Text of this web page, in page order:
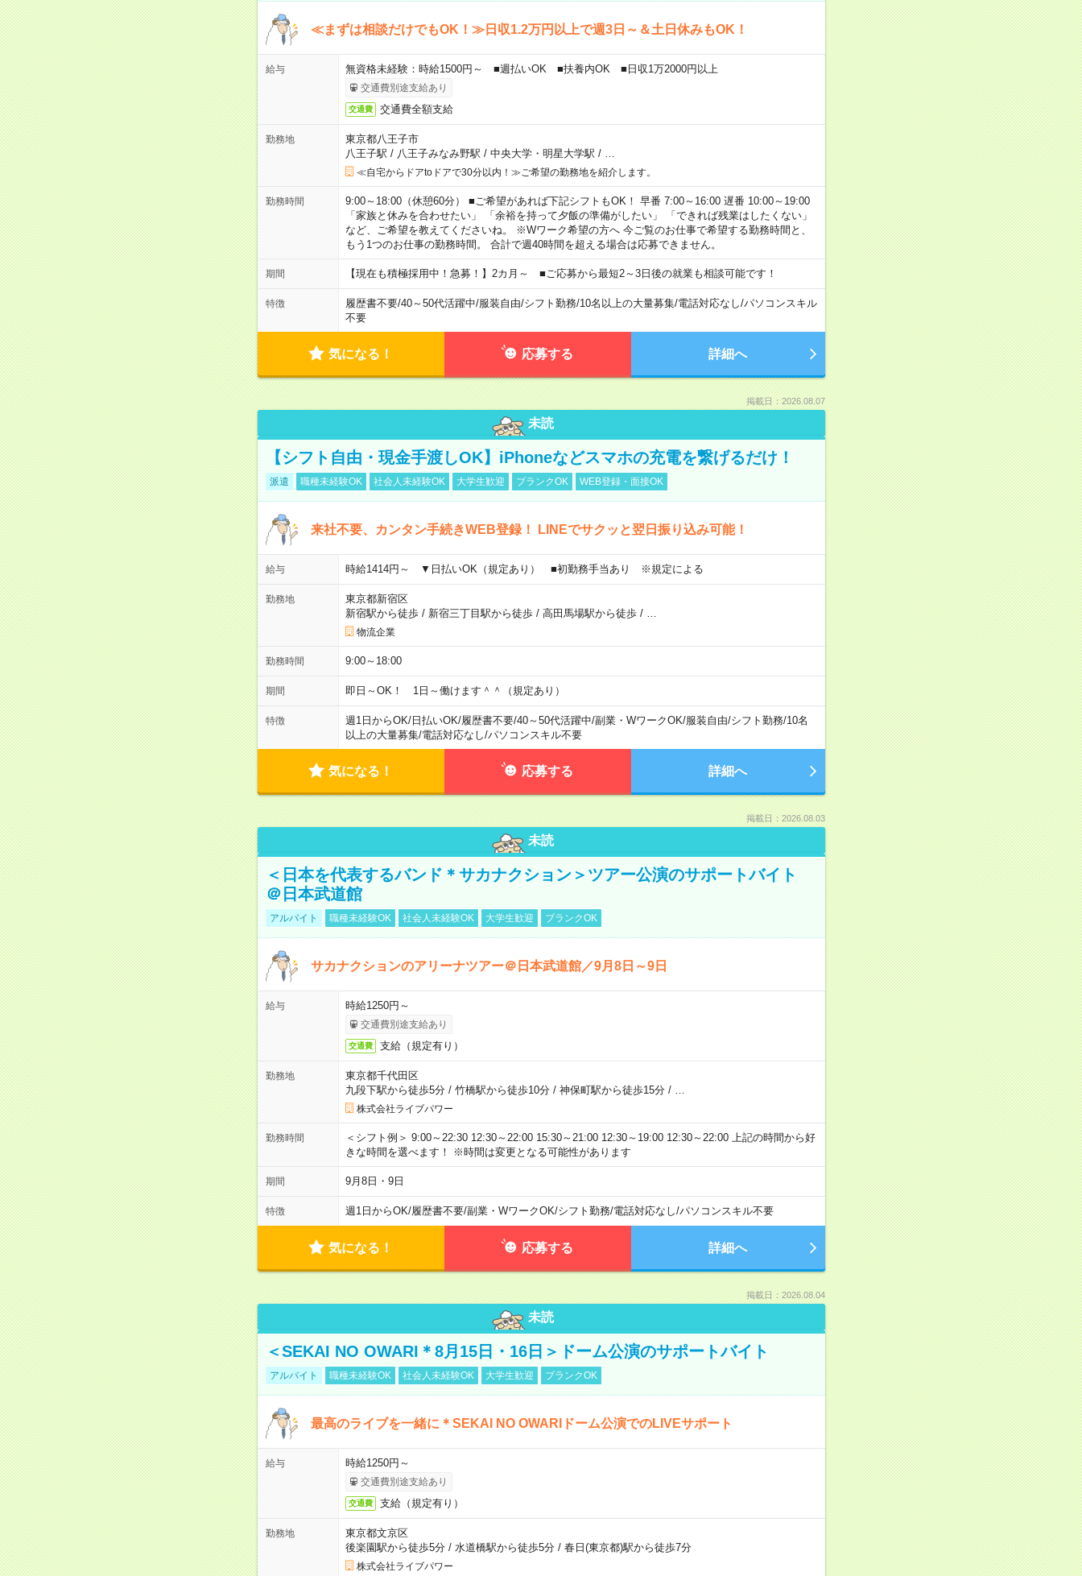
≪まずは相談だけでもOK！≫日収1.2万円以上で週3日～＆土日休みもOK！
給与 無資格未経験：時給1500円～ ■週払いOK ■扶養内OK ■日収1万2000円以上
交通費別途支給あり
交通費 交通費全額支給
勤務地
東京都八王子市
八王子駅 / 八王子みなみ野駅 / 中央大学・明星大学駅 /
≪自宅からドアtoドアで30分以内！≫ご希望の勤務地を紹介します。
勤務時間
9:00～18:00（休憩60分） ■ご希望があれば下記シフトもOK！ 早番 7:00～16:00 遅番 10:00～19:00
「家族と休みを合わせたい」 「余裕を持って夕飯の準備がしたい」 「できれば残業はしたくない」
など、ご希望を教えてくださいね。 ※Wワーク希望の方へ 今ご覧のお仕事で希望する勤務時間と、
もう1つのお仕事の勤務時間。 合計で週40時間を超える場合は応募できません。
期間 【現在も積極採用中！急募！】2カ月～ ■ご応募から最短2～3日後の就業も相談可能です！
特徴 履歴書不要/40～50代活躍中/服装自由/シフト勤務/10名以上の大量募集/電話対応なし/パソコンスキル
不要
気になる！ 応募する 詳細へ
掲載日：2026.08.07
未読
【シフト自由・現金手渡しOK】iPhoneなどスマホの充電を繋げるだけ！
派遣 職種未経験OK 社会人未経験OK 大学生歓迎 ブランクOK WEB登録・面接OK
来社不要、カンタン手続きWEB登録！ LINEでサクッと翌日振り込み可能！
給与 時給1414円～ ▼日払いOK（規定あり） ■初勤務手当あり ※規定による
勤務地
東京都新宿区
新宿駅から徒歩/ 新宿三丁目駅から徒歩/ 高田馬場駅から徒歩/
物流企業
勤務時間 9:00～18:00
期間 即日～OK！ 1日～働けます＾＾（規定あり）
特徴 週1日からOK/日払いOK/履歴書不要/40～50代活躍中/副業・WワークOK/服装自由/シフト勤務/10名
以上の大量募集/電話対応なし/パソコンスキル不要
気になる！ 応募する 詳細へ
掲載日：2026.08.03
未読
＜日本を代表するバンド＊サカナクション＞ツアー公演のサポートバイト
＠日本武道館
アルバイト 職種未経験OK 社会人未経験OK 大学生歓迎 ブランクOK
サカナクションのアリーナツアー＠日本武道館／9月8日～9日
給与 時給1250円～
交通費別途支給あり
交通費 支給（規定有り）
勤務地
東京都千代田区
九段下駅から徒歩5分/ 竹橋駅から徒歩10分/ 神保町駅から徒歩15分/
株式会社ライブパワー
勤務時間
＜シフト例＞ 9:00～22:30 12:30～22:00 15:30～21:00 12:30～19:00 12:30～22:00 上記の時間から好
きな時間を選べます！ ※時間は変更となる可能性があります
期間 9月8日・9日
特徴 週1日からOK/履歴書不要/副業・WワークOK/シフト勤務/電話対応なし/パソコンスキル不要
気になる！ 応募する 詳細へ
掲載日：2026.08.04
未読
＜SEKAI NO OWARI＊8月15日・16日＞ドーム公演のサポートバイト
アルバイト 職種未経験OK 社会人未経験OK 大学生歓迎 ブランクOK
最高のライブを一緒に＊SEKAI NO OWARIドーム公演でのLIVEサポート
給与 時給1250円～
交通費別途支給あり
交通費 支給（規定有り）
勤務地
東京都文京区
後楽園駅から徒歩5分/ 水道橋駅から徒歩5分/ 春日(東京都)駅から徒歩7分
株式会社ライブパワー